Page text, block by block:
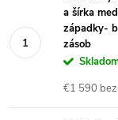
a šírka
západky-
zásob
€1 590